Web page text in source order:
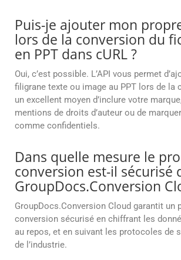
Puis-je ajouter mon
lors de la conversion du
en PPT dans cURL ?
Oui, c’est possible. L’API vous permet
filigrane texte ou image au PPT lors de la
un excellent moyen d’inclure votre
mentions de droits d’auteur ou de
comme confidentiels.
Dans quelle mesure le
conversion est-il sécurisé
GroupDocs.Conversion
GroupDocs.Conversion Cloud garantit un
conversion sécurisé en chiffrant les
au repos, et en suivant les protocoles de
de l’industrie.